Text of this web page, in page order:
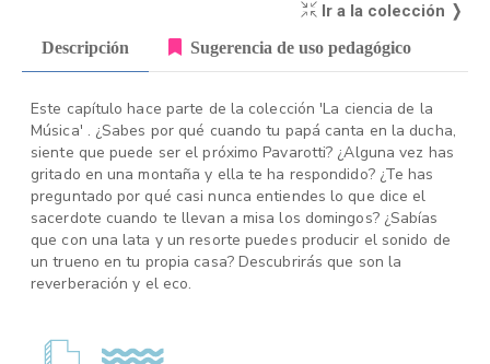
Ir a la colección ❭
Descripción Sugerencia de uso pedagógico
Este capítulo hace parte de la colección 'La ciencia de la
Música' . ¿Sabes por qué cuando tu papá canta en la ducha,
siente que puede ser el próximo Pavarotti? ¿Alguna vez has
gritado en una montaña y ella te ha respondido? ¿Te has
preguntado por qué casi nunca entiendes lo que dice el
sacerdote cuando te llevan a misa los domingos? ¿Sabías
que con una lata y un resorte puedes producir el sonido de
un trueno en tu propia casa? Descubrirás que son la
reverberación y el eco.